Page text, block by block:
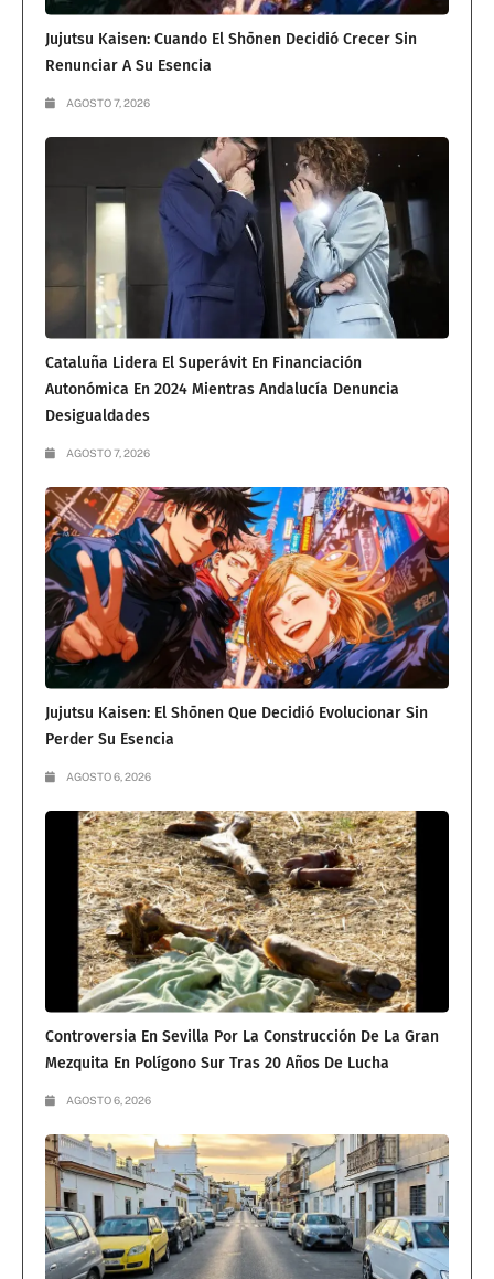
Jujutsu Kaisen: Cuando El Shōnen Decidió Crecer Sin
Renunciar A Su Esencia
AGOSTO 7, 2026
Cataluña Lidera El Superávit En Financiación
Autonómica En 2024 Mientras Andalucía Denuncia
Desigualdades
AGOSTO 7, 2026
Jujutsu Kaisen: El Shōnen Que Decidió Evolucionar Sin
Perder Su Esencia
AGOSTO 6, 2026
Controversia En Sevilla Por La Construcción De La Gran
Mezquita En Polígono Sur Tras 20 Años De Lucha
AGOSTO 6, 2026